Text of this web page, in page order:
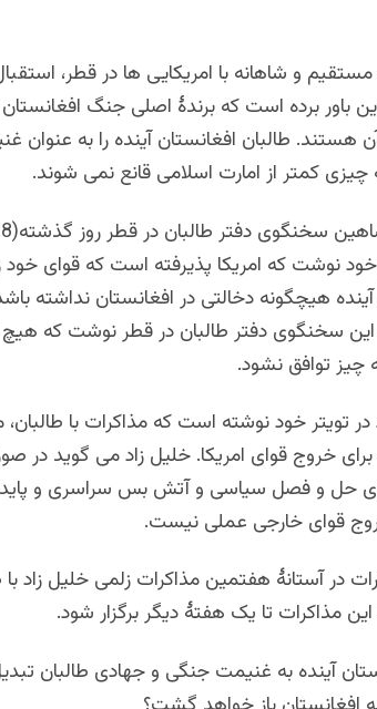
و شاهانه با امریکایی ها در قطر،
باور برده است که برندۀ اصلی جنگ
هستند. طالبان افغانستان آینده را به عنوان
چیزی کمتر از امارت اسلامی قانع نمی شوند.
خود نوشت که امریکا پذیرفته است که قوای خود
هیچگونه دخالتی در افغانستان نداشته
سخنگوی دفتر طالبان در قطر نوشت که هیچ
توافق نشود.
در تویتر خود نوشته است که مذاکرات با
خروج قوای امریکا. خلیل زاد می گوید در
حل و فصل سیاسی و آتش بس سراسری و
قوای خارجی عملی نیست.
در آستانۀ هفتمین مذاکرات زلمی خلیل زاد
مذاکرات تا یک هفتۀ دیگر برگزار شود.
آینده به غنیمت جنگی و جهادی طالبان